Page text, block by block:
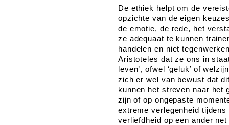
De ethiek helpt om de
opzichte van de eigen
de emotie, de rede, het
ze adequaat te kunnen
handelen en niet
Aristoteles dat ze ons in
leven’, ofwel ‘geluk’ of
zich er wel van bewust dat
kunnen het streven naar het
zijn of op ongepaste
extreme verlegenheid
verliefdheid op een ander